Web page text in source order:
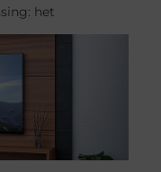
het